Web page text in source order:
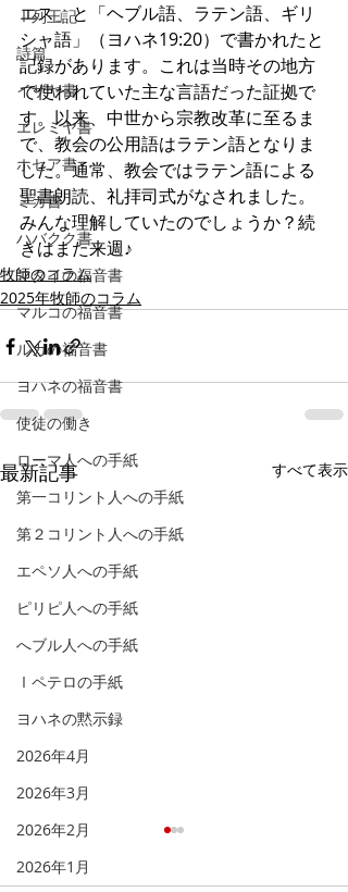
Ⅰ列王記
詩篇
イザヤ書
エレミヤ書
ホセア書
ミカ書
ハバクク書
マタイの福音書
マルコの福音書
ルカの福音書
ヨハネの福音書
使徒の働き
ローマ人への手紙
第一コリント人への手紙
第２コリント人への手紙
エペソ人への手紙
ピリピ人への手紙
へブル人への手紙
Ⅰペテロの手紙
ヨハネの黙示録
2026年4月
2026年3月
2026年2月
2026年1月
エス」と「ヘブル語、ラテン語、ギリ
シャ語」（ヨハネ19:20）で書かれたと
記録があります。これは当時その地方
で使われていた主な言語だった証拠で
す。以来、中世から宗教改革に至るま
で、教会の公用語はラテン語となりま
した。通常、教会ではラテン語による
聖書朗読、礼拝司式がなされました。
みんな理解していたのでしょうか？続
きはまた来週♪
牧師のコラム
2025年牧師のコラム
最新記事 すべて表示
「天へと視線を向け
る」